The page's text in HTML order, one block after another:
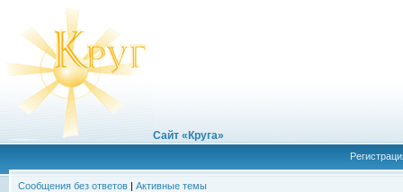
Сайт «Круга»
Сообщения без ответов | Активные темы